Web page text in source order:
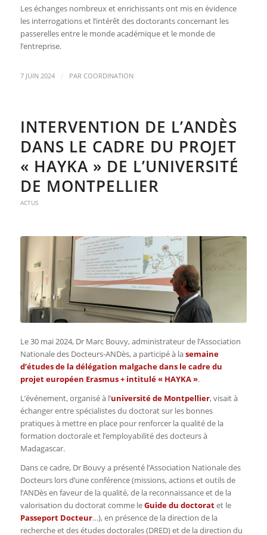
Les échanges nombreux et enrichissants ont mis en évidence
les interrogations et l’intérêt des doctorants concernant les
passerelles entre le monde académique et le monde de
l’entreprise.
7 JUIN 2024 / PAR COORDINATION
INTERVENTION DE L’ANDÈS
DANS LE CADRE DU PROJET
« HAYKA » DE L’UNIVERSITÉ
DE MONTPELLIER
ACTUS
Le 30 mai 2024, Dr Marc Bouvy,administrateur de l’Association
Nationale des Docteurs-ANDès, a participé à lasemaine
d’études de la délégation malgache dans le cadre du
projet européen Erasmus + intitulé « HAYKA ».
L’événement, organisé à l’université de Montpellier, visait à
échanger entre spécialistes du doctorat sur les bonnes
pratiques à mettre en place pour renforcer la qualité de la
formation doctorale et l’employabilité des docteurs à
Madagascar.
Dans ce cadre, Dr Bouvy a présenté l’Association Nationale des
Docteurs lors d’une conférence (missions, actions et outils de
l’ANDès en faveur de la qualité, de la reconnaissance et de la
valorisation du doctorat comme leGuide du doctoratet le
Passeport Docteur…), en présence de la direction de la
recherche et des études doctorales (DRED) et de la direction du